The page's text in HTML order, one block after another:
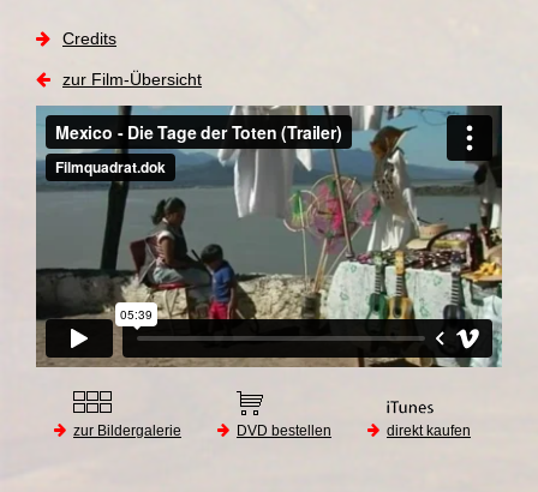
Credits
zur Film-Übersicht
zur Bildergalerie DVD bestellen direkt kaufen